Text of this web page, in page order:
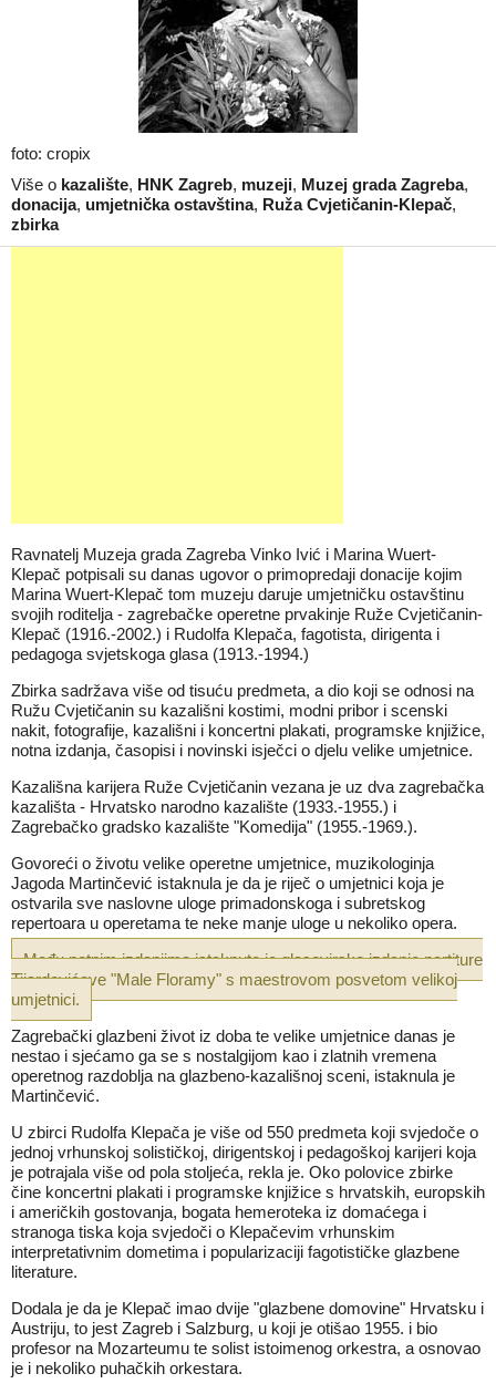
foto: cropix
Više o kazalište, HNK Zagreb, muzeji, Muzej grada Zagreba,
donacija, umjetnička ostavština, Ruža Cvjetičanin-Klepač,
zbirka
Ravnatelj Muzeja grada Zagreba Vinko Ivić i Marina Wuert-
Klepač potpisali su danas ugovor o primopredaji donacije kojim
Marina Wuert-Klepač tom muzeju daruje umjetničku ostavštinu
svojih roditelja - zagrebačke operetne prvakinje Ruže Cvjetičanin-
Klepač (1916.-2002.) i Rudolfa Klepača, fagotista, dirigenta i
pedagoga svjetskoga glasa (1913.-1994.)
Zbirka sadržava više od tisuću predmeta, a dio koji se odnosi na
Ružu Cvjetičanin su kazališni kostimi, modni pribor i scenski
nakit, fotografije, kazališni i koncertni plakati, programske knjižice,
notna izdanja, časopisi i novinski isječci o djelu velike umjetnice.
Kazališna karijera Ruže Cvjetičanin vezana je uz dva zagrebačka
kazališta - Hrvatsko narodno kazalište (1933.-1955.) i
Zagrebačko gradsko kazalište "Komedija" (1955.-1969.).
Govoreći o životu velike operetne umjetnice, muzikologinja
Jagoda Martinčević istaknula je da je riječ o umjetnici koja je
ostvarila sve naslovne uloge primadonskoga i subretskog
repertoara u operetama te neke manje uloge u nekoliko opera.
Među notnim izdanjima istaknuto je glasovirsko izdanje partiture
Tijardovićeve "Male Floramy" s maestrovom posvetom velikoj
umjetnici.
Zagrebački glazbeni život iz doba te velike umjetnice danas je
nestao i sjećamo ga se s nostalgijom kao i zlatnih vremena
operetnog razdoblja na glazbeno-kazališnoj sceni, istaknula je
Martinčević.
U zbirci Rudolfa Klepača je više od 550 predmeta koji svjedoče o
jednoj vrhunskoj solističkoj, dirigentskoj i pedagoškoj karijeri koja
je potrajala više od pola stoljeća, rekla je. Oko polovice zbirke
čine koncertni plakati i programske knjižice s hrvatskih, europskih
i američkih gostovanja, bogata hemeroteka iz domaćega i
stranoga tiska koja svjedoči o Klepačevim vrhunskim
interpretativnim dometima i popularizaciji fagotističke glazbene
literature.
Dodala je da je Klepač imao dvije "glazbene domovine" Hrvatsku i
Austriju, to jest Zagreb i Salzburg, u koji je otišao 1955. i bio
profesor na Mozarteumu te solist istoimenog orkestra, a osnovao
je i nekoliko puhačkih orkestara.